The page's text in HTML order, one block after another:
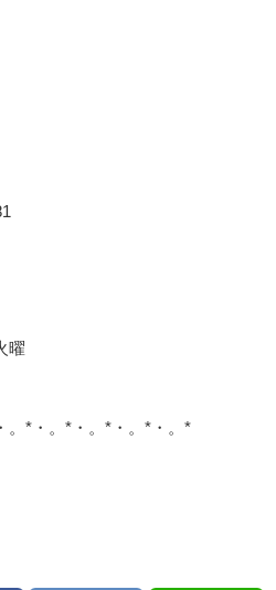
曜
。*・。*・。*・。*・。*